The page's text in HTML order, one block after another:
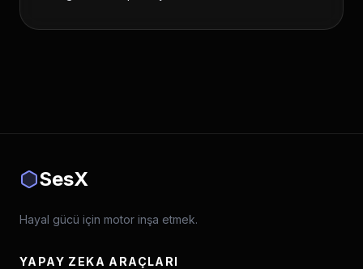
SesX
Hayal gücü için motor inşa etmek.
YAPAY ZEKA ARAÇLARI